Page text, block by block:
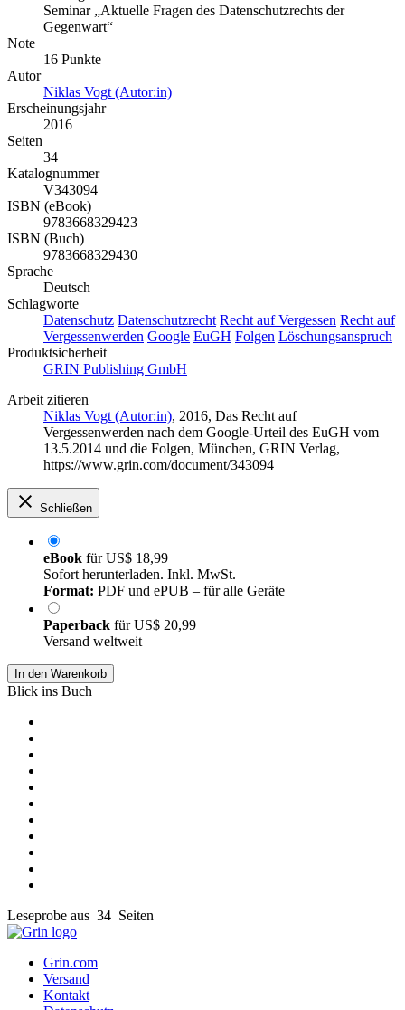
Seminar „Aktuelle Fragen des Datenschutzrechts der
Gegenwart“
Note
16 Punkte
Autor
Niklas Vogt (Autor:in)
Erscheinungsjahr
2016
Seiten
34
Katalognummer
V343094
ISBN (eBook)
9783668329423
ISBN (Buch)
9783668329430
Sprache
Deutsch
Schlagworte
Datenschutz Datenschutzrecht Recht auf Vergessen Recht auf
Vergessenwerden Google EuGH Folgen Löschungsanspruch
Produktsicherheit
GRIN Publishing GmbH
Arbeit zitieren
Niklas Vogt (Autor:in), 2016, Das Recht auf
Vergessenwerden nach dem Google-Urteil des EuGH vom
13.5.2014 und die Folgen, München, GRIN Verlag,
https://www.grin.com/document/343094
Schließen
eBook fürUS$ 18,99
Sofort herunterladen. Inkl. MwSt.
Format: PDF und ePUB – für alle Geräte
Paperback fürUS$ 20,99
Versand weltweit
In den Warenkorb
Blick ins Buch
Leseprobe aus 34 Seiten
Grin.com
Versand
Kontakt